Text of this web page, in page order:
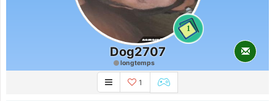
1
Dog2707
longtemps
1